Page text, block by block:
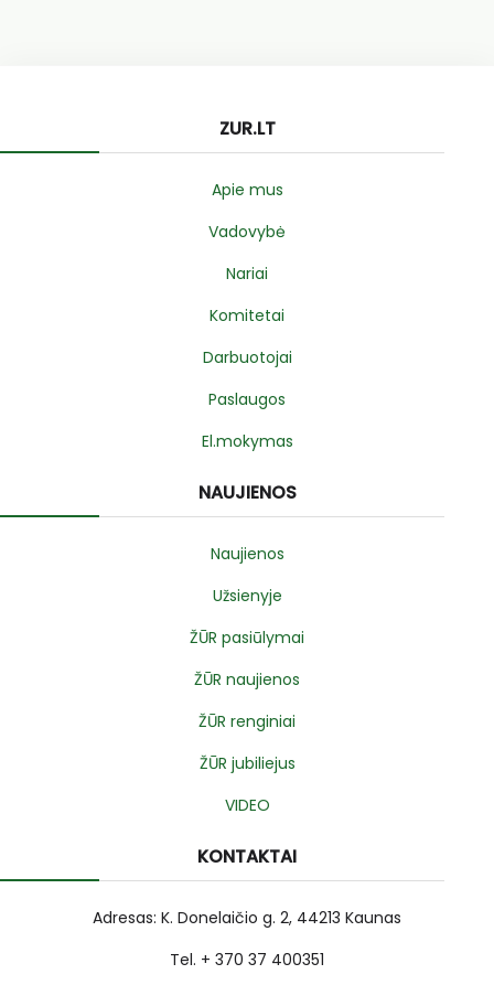
ZUR.LT
Apie mus
Vadovybė
Nariai
Komitetai
Darbuotojai
Paslaugos
El.mokymas
NAUJIENOS
Naujienos
Užsienyje
ŽŪR pasiūlymai
ŽŪR naujienos
ŽŪR renginiai
ŽŪR jubiliejus
VIDEO
KONTAKTAI
Adresas: K. Donelaičio g. 2, 44213 Kaunas
Tel. + 370 37 400351